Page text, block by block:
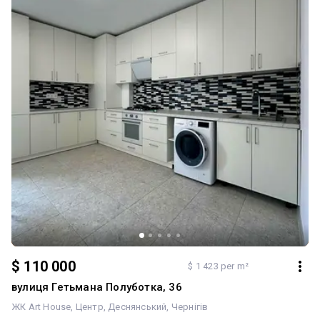
$ 110 000 $ 1 423 per m²
вулиця Гетьмана Полуботка, 36
ЖК Art House Центр Деснянський Чернігів